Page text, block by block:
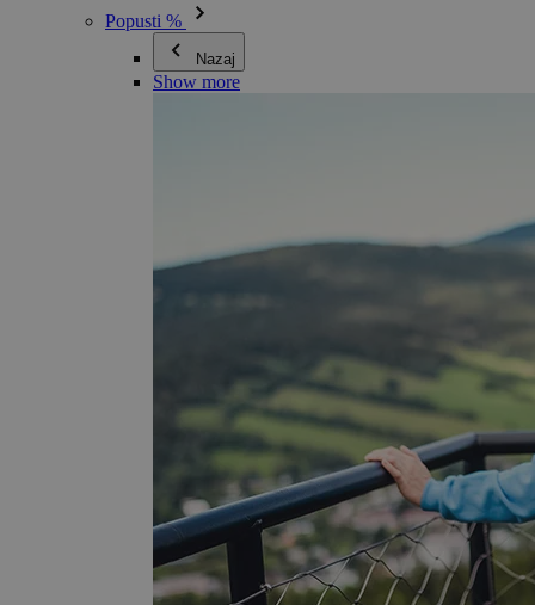
Popusti %
Nazaj
Show more